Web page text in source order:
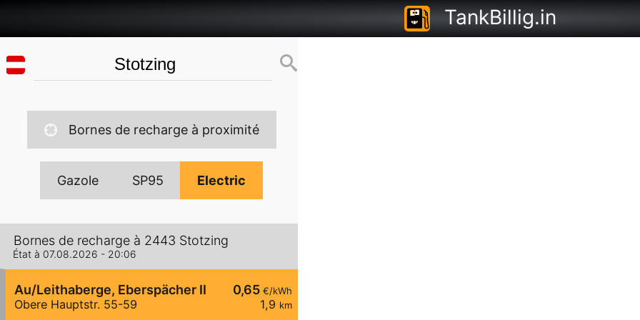
TankBillig.in
Bornes de recharge à proximité
Gazole SP95 Electric
Bornes de recharge à 2443 Stotzing
État à 07.08.2026 - 20:06
0,65€/kWh
1,9 km
Au/Leithaberge, Eberspächer II
Obere Hauptstr. 55-59